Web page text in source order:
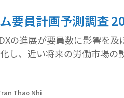
要員計画予測調査
の進展が要員数に影響を
し、近い将来の労働市場の
Thao Nhi